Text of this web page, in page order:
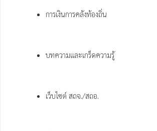
การเงินการคลังท้องถิ่น
บทความและเกร็ดความรู้
เว็บไซต์ สถจ./สถอ.